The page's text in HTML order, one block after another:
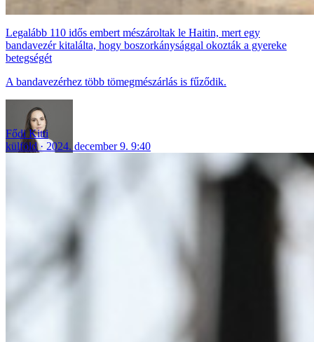
Legalább 110 idős embert mészároltak le Haitin, mert egy
bandavezér kitalálta, hogy boszorkánysággal okozták a gyereke
betegségét
A bandavezérhez több tömegmészárlás is fűződik.
Fődi Kitti
külföld
2024. december 9. 9:40